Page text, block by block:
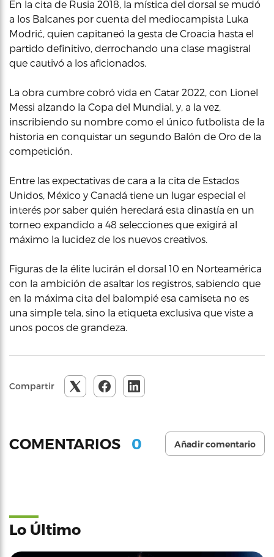
En la cita de Rusia 2018, la mística del dorsal se mudó
a los Balcanes por cuenta del mediocampista Luka
Modrić, quien capitaneó la gesta de Croacia hasta el
partido definitivo, derrochando una clase magistral
que cautivó a los aficionados.
La obra cumbre cobró vida en Catar 2022, con Lionel
Messi alzando la Copa del Mundial, y, a la vez,
inscribiendo su nombre como el único futbolista de la
historia en conquistar un segundo Balón de Oro de la
competición.
Entre las expectativas de cara a la cita de Estados
Unidos, México y Canadá tiene un lugar especial el
interés por saber quién heredará esta dinastía en un
torneo expandido a 48 selecciones que exigirá al
máximo la lucidez de los nuevos creativos.
Figuras de la élite lucirán el dorsal 10 en Norteamérica
con la ambición de asaltar los registros, sabiendo que
en la máxima cita del balompié esa camiseta no es
una simple tela, sino la etiqueta exclusiva que viste a
unos pocos de grandeza.
Compartir
COMENTARIOS 0 Añadir comentario
Lo Último